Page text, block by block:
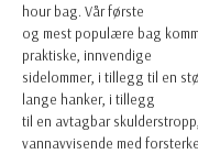
hour bag. Vår første
og mest populære bag
praktiske, innvendige
sidelommer, i tillegg til en
lange hanker, i tillegg
til en avtagbar
vannavvisende med